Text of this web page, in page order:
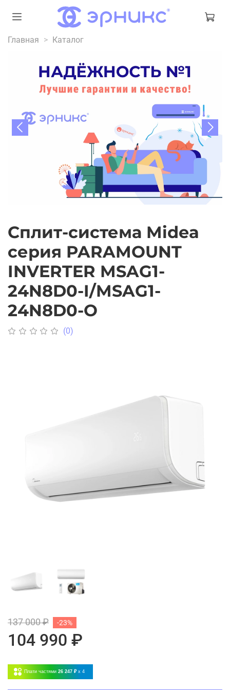
Главная Каталог
Сплит-система Midea
серия PARAMOUNT
INVERTER MSAG1-
24N8D0-I/MSAG1-
24N8D0-O
(0)
137 000 ₽
104 990 ₽
-23%
Плати частями 26 247 ₽ x 4